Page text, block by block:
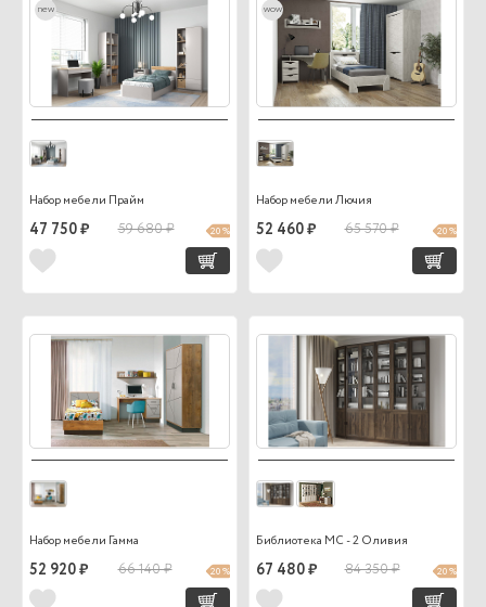
new
Набор мебели Прайм
47 750 ₽ 59 680 ₽ 20 %
wow
Набор мебели Лючия
52 460 ₽ 65 570 ₽ 20 %
Набор мебели Гамма
52 920 ₽ 66 140 ₽ 20 %
Библиотека МС - 2 Оливия
67 480 ₽ 84 350 ₽ 20 %